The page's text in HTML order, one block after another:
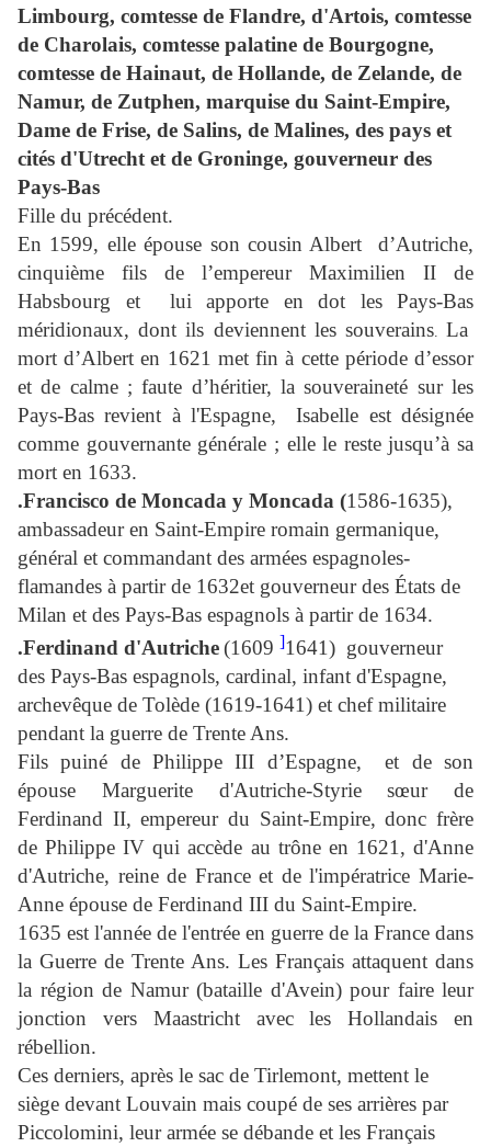
Limbourg, comtesse de Flandre, d'Artois, comtesse
de Charolais, comtesse palatine de Bourgogne,
comtesse de Hainaut, de Hollande, de Zelande, de
Namur, de Zutphen, marquise du Saint-Empire,
Dame de Frise, de Salins, de Malines, des pays et
cités d'Utrecht et de Groninge, gouverneur des
Pays-Bas
Fille du précédent.
En 1599, elle épouse son cousin Albert
d’Autriche,
cinquième fils de l’empereur Maximilien II de
Habsbourg et
lui apporte en dot les Pays-Bas
méridionaux, dont ils deviennent les souverains. La
mort d’Albert en 1621 met fin à cette période d’essor
et de calme ; faute d’héritier, la souveraineté sur les
Pays-Bas revient à l'Espagne,
Isabelle est désignée
comme gouvernante générale ; elle le reste jusqu’à sa
mort en 1633.
.Francisco de Moncada y Moncada (1586-1635),
ambassadeur en Saint-Empire romain germanique,
général et commandant des armées espagnoles-
flamandes à partir de 1632et gouverneur des États de
Milan et des Pays-Bas espagnols à partir de 1634.
.Ferdinand d'Autriche(1609 ]1641) gouverneur
des Pays-Bas espagnols, cardinal, infant d'Espagne,
archevêque de Tolède (1619-1641) et chef militaire
pendant la guerre de Trente Ans.
Fils puiné de Philippe III d’Espagne,
et de son
épouse Marguerite d'Autriche-Styrie sœur de
Ferdinand II, empereur du Saint-Empire, donc frère
de Philippe IV qui accède au trône en 1621, d'Anne
d'Autriche, reine de France et de l'impératrice Marie-
Anne épouse de Ferdinand III du Saint-Empire.
1635 est l'année de l'entrée en guerre de la France dans
la Guerre de Trente Ans. Les Français attaquent dans
la région de Namur (bataille d'Avein) pour faire leur
jonction vers Maastricht avec les Hollandais en
rébellion.
Ces derniers, après le sac de Tirlemont, mettent le
siège devant Louvain mais coupé de ses arrières par
Piccolomini, leur armée se débande et les Français